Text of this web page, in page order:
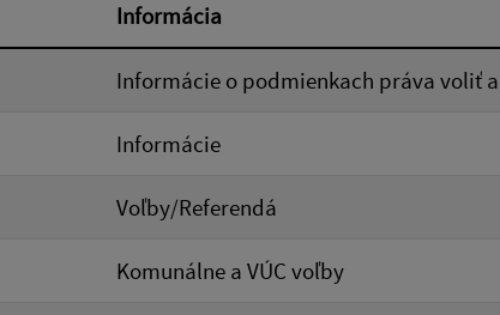
Informácia
Informácie o podmienkach práva voliť a
Informácie
Voľby/Referendá
Komunálne a VÚC voľby